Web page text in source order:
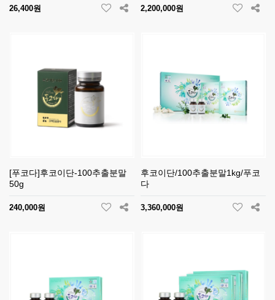
26,400원 2,200,000원
[푸코다]후코이단-100추출분말
50g
240,000원
후코이단/100추출분말1kg/푸코
다
3,360,000원